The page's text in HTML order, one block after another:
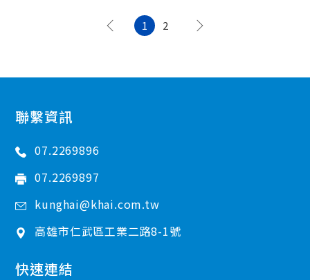
1 2
聯繫資訊
07.2269896
07.2269897
kunghai@khai.com.tw
高雄市仁武區工業二路8-1號
快速連結